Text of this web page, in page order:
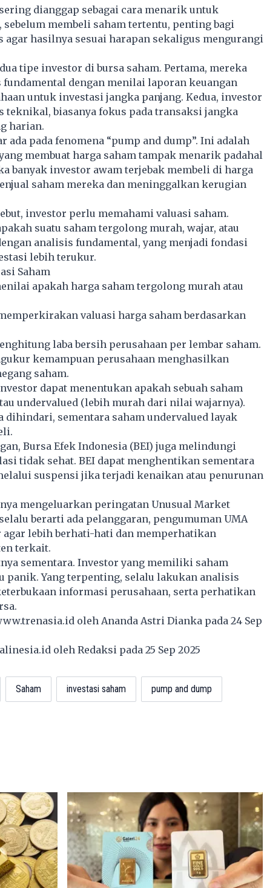
dianggap sebagai cara menarik untuk
sebelum membeli saham tertentu, penting bagi
hasilnya sesuai harapan sekaligus mengurangi
tipe investor di bursa saham. Pertama, mereka
dengan menilai laporan keuangan
untuk investasi jangka panjang. Kedua, investor
teknikal, biasanya fokus pada transaksi jangka
harian.
ada pada fenomena “pump and dump”. Ini adalah
membuat harga saham tampak menarik padahal
banyak investor awam terjebak membeli di harga
saham mereka dan meninggalkan kerugian
investor perlu memahami valuasi saham.
suatu saham tergolong murah, wajar, atau
analisis fundamental, yang menjadi fondasi
lebih terukur.
Saham
apakah harga saham tergolong murah atau
valuasi harga saham berdasarkan
laba bersih perusahaan per lembar saham.
kemampuan perusahaan menghasilkan
saham.
dapat menentukan apakah sebuah saham
undervalued (lebih murah dari nilai wajarnya).
dihindari, sementara saham undervalued layak
Bursa Efek Indonesia (BEI) juga melindungi
tidak sehat. BEI dapat menghentikan sementara
suspensi jika terjadi kenaikan atau penurunan
mengeluarkan peringatan Unusual Market
berarti ada pelanggaran, pengumuman UMA
lebih berhati-hati dan memperhatikan
terkait.
sementara. Investor yang memiliki saham
panik. Yang terpenting, selalu lakukan analisis
informasi perusahaan, serta perhatikan
oleh Ananda Astri Dianka pada 24 Sep
oleh Redaksi pada 25 Sep 2025
Saham investasi saham pump and dump